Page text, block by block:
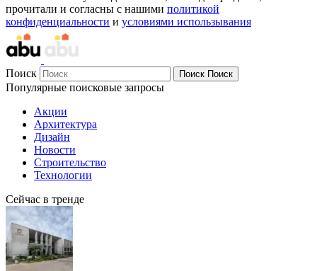
прочитали и согласны с нашими политикой
конфиденциальности и условиями использывания
Поиск Поиск Поиск
Популярные поисковые запросы
Акции
Архитектура
Дизайн
Новости
Строительство
Технологии
Сейчас в тренде